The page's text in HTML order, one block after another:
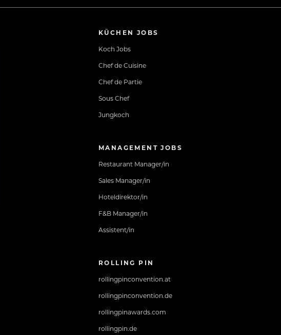
KÜCHEN JOBS
Koch Jobs
Chef de Cuisine
Chef de Partie
Sous Chef
Jungkoch
MANAGEMENT JOBS
Restaurant Manager/in
Sales Manager/in
Hoteldirektor/in
F&B Manager/in
Assistent/in
ROLLING PIN
rollingpinconvention.at
rollingpinconvention.de
rollingpinawards.com
rollingpin.de